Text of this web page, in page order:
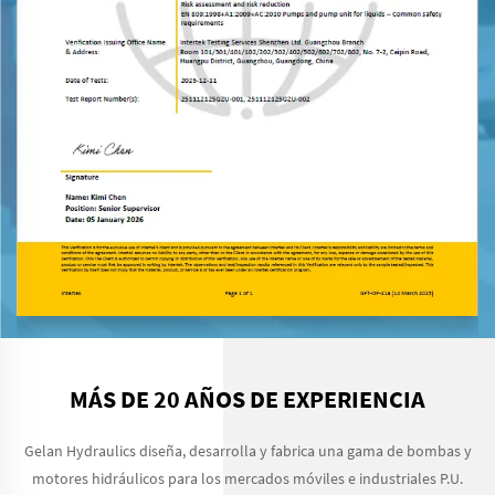
MÁS DE 20 AÑOS DE EXPERIENCIA
Gelan Hydraulics diseña, desarrolla y fabrica una gama de bombas y
motores hidráulicos para los mercados móviles e industriales P.U.